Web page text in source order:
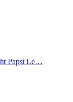
Papst Le…